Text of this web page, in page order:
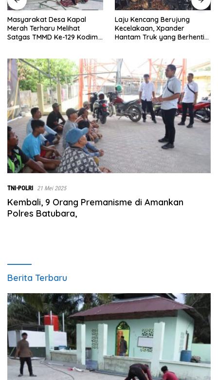
Laju Kencang Berujung
Kecelakaan, Xpander
Hantam Truk yang Berhenti
Kurang dari 1×24 Jam, Polsek
Lima Puluh Ringkus Pelaku
Curas
TNI-POLRI 21 Mei 2025
Kembali, 9 Orang Premanisme di Amankan
Polres Batubara,
Berita Terbaru